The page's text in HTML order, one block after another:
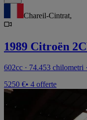
Chareil-Cintrat,
1989 Citroën
602cc · 74.453 chilometri
5250 €• 4 offerte